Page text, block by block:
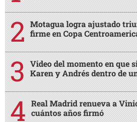
Motagua logra ajustado
firme en Copa
Video del momento en que
Karen y Andrés dentro de
Real Madrid renueva a
cuántos años firmó